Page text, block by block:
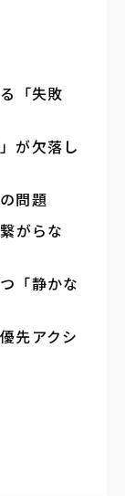
「失敗
が欠落し
問題
がらな
「静かな
先アクシ